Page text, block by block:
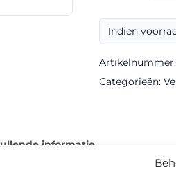
klasse
Sign
aantal
Indien
Artikelnummer:
Categorieën:
informatie